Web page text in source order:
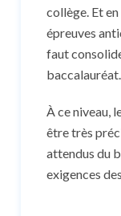
collège. Et
épreuves
faut
baccalauréat.
À ce niveau,
être très
attendus du
exigences